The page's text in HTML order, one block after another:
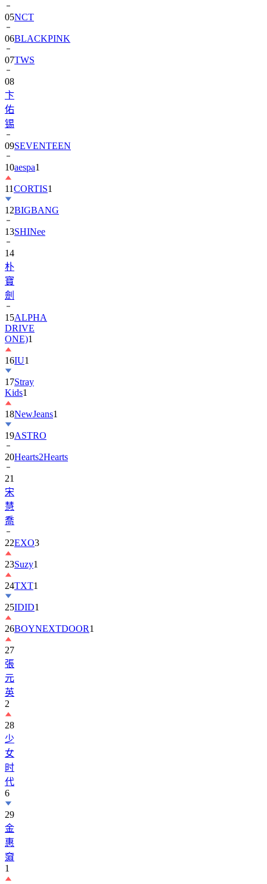
05NCT
06BLACKPINK
07TWS
08
卞
佑
锡
09SEVENTEEN
10aespa1
11CORTIS1
12BIGBANG
13SHINee
14
朴
寶
劍
15ALPHA
DRIVE
ONE)1
16IU1
17Stray
Kids1
18NewJeans1
19ASTRO
20Hearts2Hearts
21
宋
慧
喬
22EXO3
23Suzy1
24TXT1
25IDID1
26BOYNEXTDOOR1
27
張
元
英
2
28
少
女
时
代
6
29
金
惠
奫
1